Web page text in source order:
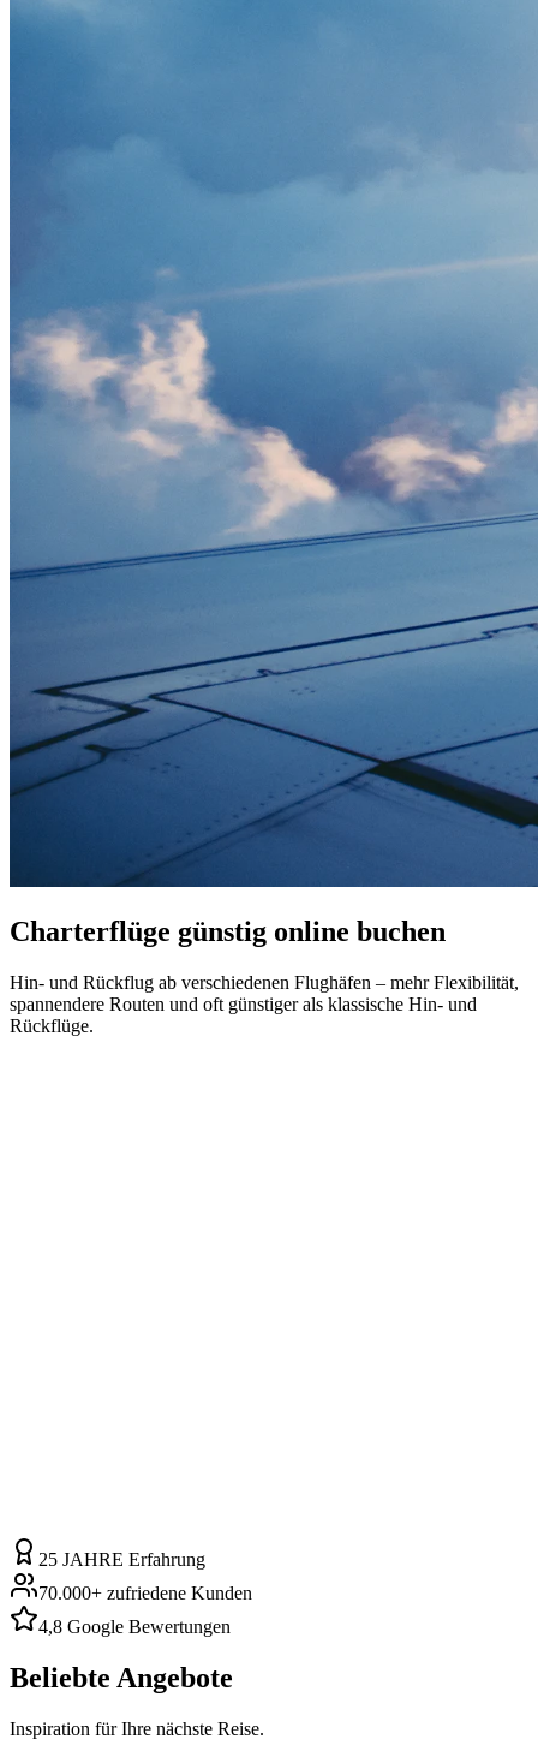
Charterflüge günstig online buchen
Hin- und Rückflug ab verschiedenen Flughäfen – mehr Flexibilität,
spannendere Routen und oft günstiger als klassische Hin- und
Rückflüge.
25 JAHRE Erfahrung
70.000+ zufriedene Kunden
4,8 Google Bewertungen
Beliebte Angebote
Inspiration für Ihre nächste Reise.